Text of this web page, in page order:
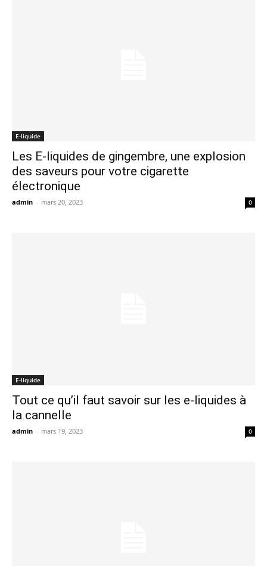
E-liquide
Les E-liquides de gingembre, une explosion
des saveurs pour votre cigarette
électronique
admin - mars 20, 2023 0
E-liquide
Tout ce qu’il faut savoir sur les e-liquides à
la cannelle
admin - mars 19, 2023 0